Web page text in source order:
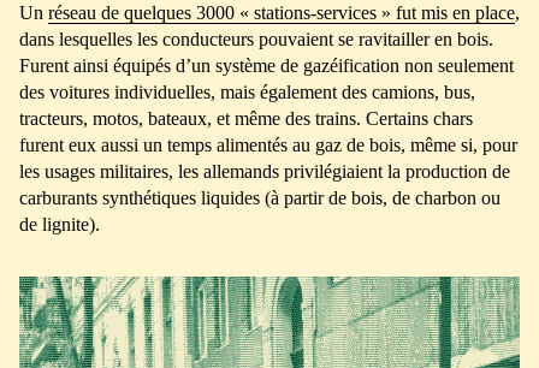
Un réseau de quelques 3000 « stations-services » fut mis en place,
dans lesquelles les conducteurs pouvaient se ravitailler en bois.
Furent ainsi équipés d’un système de gazéification non seulement
des voitures individuelles, mais également des camions, bus,
tracteurs, motos, bateaux, et même des trains. Certains chars
furent eux aussi un temps alimentés au gaz de bois, même si, pour
les usages militaires, les allemands privilégiaient la production de
carburants synthétiques liquides (à partir de bois, de charbon ou
de lignite).